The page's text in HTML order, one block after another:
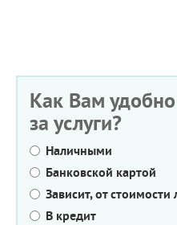
Как Вам
за услуги?
Наличными
Банковской картой
Зависит, от стоимости
В кредит